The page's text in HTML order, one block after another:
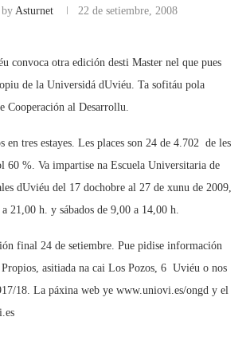
Asturnet 22 de setiembre, 2008
convoca otra edición desti Master nel que pues
de la Universidá dUviéu. Ta sofitáu pola
Cooperación al Desarrollu.
tres estayes. Les places son 24 de 4.702  de les
60 %. Va impartise na Escuela Universitaria de
dUviéu del 17 dochobre al 27 de xunu de 2009,
21,00 h. y sábados de 9,00 a 14,00 h.
final 24 de setiembre. Pue pidise información
asitiada na cai Los Pozos, 6  Uviéu o nos
18. La páxina web ye www.uniovi.es/ongd y el